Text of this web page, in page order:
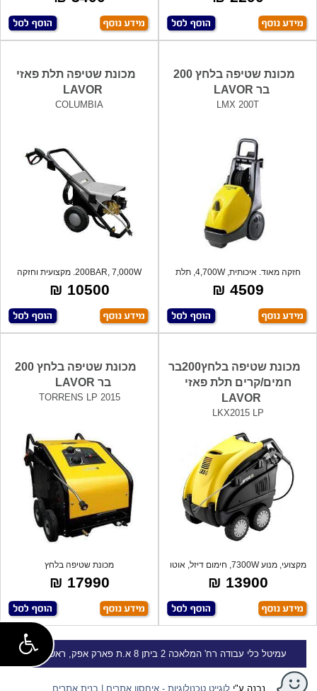
מכונת שטיפה בלחץ 200
בר LAVOR
LMX 200T
חזקה מאוד. איכותית, 4,700W, תלת
פאזי, ל
4509 ₪
מכונת שטיפה תלת פאזי
LAVOR
COLUMBIA
200BAR, 7,000W. מקצועית וחזקה
במיוחד. ס
10500 ₪
מכונת שטיפה בלחץ200בר
חמים/קרים תלת פאזי
LAVOR
LKX2015 LP
מקצועי, מנוע 7300W, חימום דיזל, אוטו
סטו
13900 ₪
מכונת שטיפה בלחץ 200
בר LAVOR
TORRENS LP 2015
מכונת שטיפה בלחץ
מקצועית-קרים/חמים. תוצר
17990 ₪
עמיטל כלי עבודה רח' המלאכה 2 ביתן 8 א.ת פארק אפק, ראש העין
נבנה ע"ילוגייט טכנולוגיות - איחסון אתרים | בנית אתרים